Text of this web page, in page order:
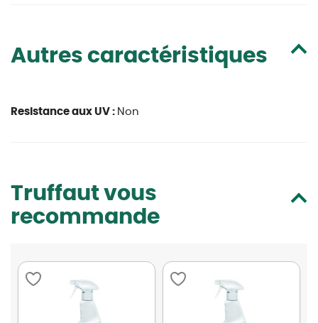
Autres caractéristiques
Resistance aux UV : Non
Truffaut vous
recommande